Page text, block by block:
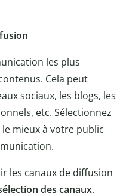
les plus
Cela peut
sociaux, les blogs, les
etc. Sélectionnez
mieux à votre public
les canaux de diffusion
des canaux.